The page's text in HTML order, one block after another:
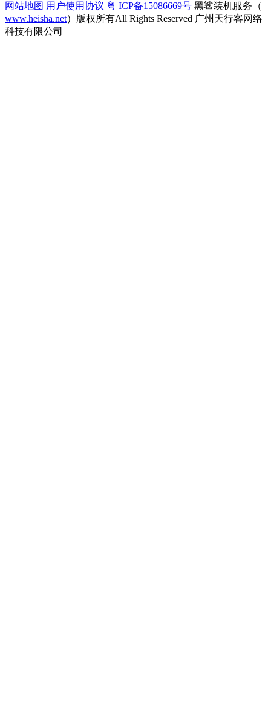
网站地图 用户使用协议 粤 ICP备15086669号 黑鲨装机服务（
www.heisha.net）版权所有All Rights Reserved 广州天行客网络
科技有限公司